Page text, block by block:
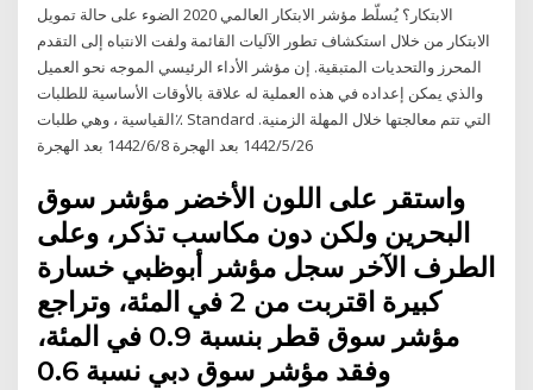
الابتكار؟ يُسلّط مؤشر الابتكار العالمي 2020 الضوء على حالة تمويل
الابتكار من خلال استكشاف تطور الآليات القائمة ولفت الانتباه إلى التقدم
المحرز والتحديات المتبقية. إن مؤشر الأداء الرئيسي الموجه نحو العميل
والذي يمكن إعداده في هذه العملية له علاقة بالأوقات الأساسية للطلبات
القياسية ، وهي طلبات٪ Standard التي تتم معالجتها خلال المهلة الزمنية.
26‏‏/5‏‏/1442 بعد الهجرة 8‏‏/6‏‏/1442 بعد الهجرة
واستقر على اللون الأخضر مؤشر سوق
البحرين ولكن دون مكاسب تذكر، وعلى
الطرف الآخر سجل مؤشر أبوظبي خسارة
كبيرة اقتربت من 2 في المئة، وتراجع
مؤشر سوق قطر بنسبة 0.9 في المئة،
وفقد مؤشر سوق دبي نسبة 0.6